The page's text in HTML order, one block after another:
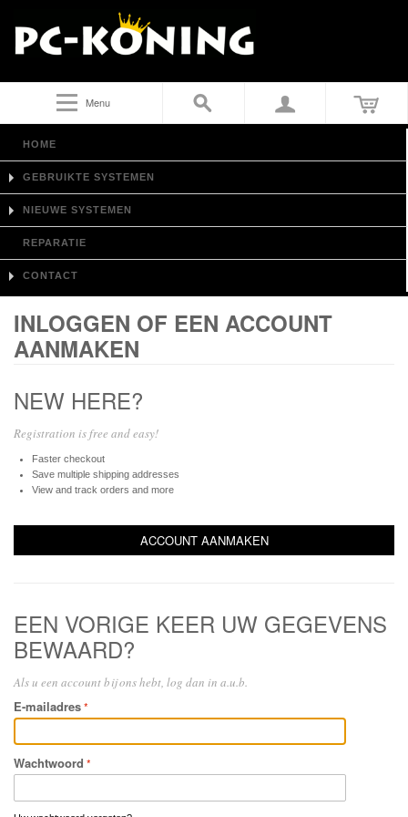
Menu
HOME
GEBRUIKTE SYSTEMEN
NIEUWE SYSTEMEN
REPARATIE
CONTACT
INLOGGEN OF EEN ACCOUNT
AANMAKEN
NEW HERE?
Registration is free and easy!
Faster checkout
Save multiple shipping addresses
View and track orders and more
ACCOUNT AANMAKEN
EEN VORIGE KEER UW GEGEVENS
BEWAARD?
Als u een account bij ons hebt, log dan in a.u.b.
E-mailadres
Wachtwoord